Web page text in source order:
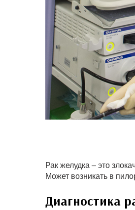
Рак желудка – это
Может возникать в
Диагностика